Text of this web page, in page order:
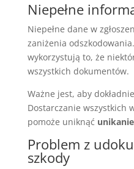
Niepełne
Niepełne dane w
zaniżenia
wykorzystują to, że
wszystkich dokumentów.
Ważne jest, aby
Dostarczanie wszystkich
pomoże uniknąć
Problem z
szkody